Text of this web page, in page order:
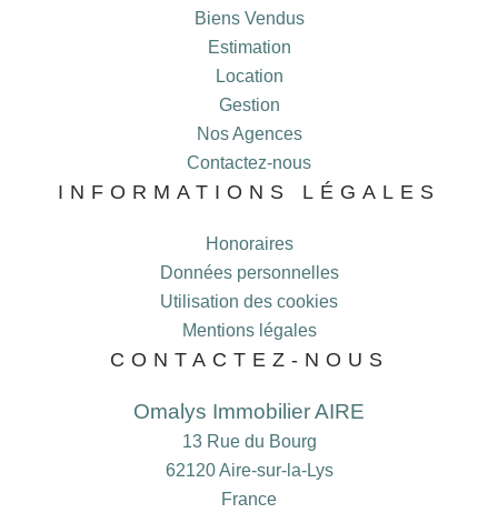
Biens Vendus
Estimation
Location
Gestion
Nos Agences
Contactez-nous
INFORMATIONS LÉGALES
Honoraires
Données personnelles
Utilisation des cookies
Mentions légales
CONTACTEZ-NOUS
Omalys Immobilier AIRE
13 Rue du Bourg
62120Aire-sur-la-Lys
France